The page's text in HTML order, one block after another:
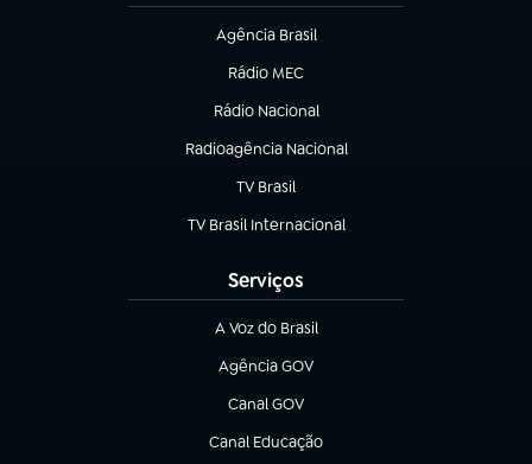
Agência Brasil
(abre em nova aba)
Rádio MEC
Rádio Nacional
(abre em nova aba)
Radioagência Nacional
(abre em nova aba)
TV Brasil
(abre em nova aba)
TV Brasil Internacional
(abre em nova aba)
Serviços
A Voz do Brasil
(abre em nova aba)
Agência GOV
(abre em nova aba)
Canal GOV
(abre em nova aba)
Canal Educação
(abre em nova aba)